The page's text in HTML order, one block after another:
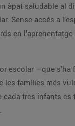
àpat saludable al
Sense accés a
en
escolar —que
les famílies més
tres infants es